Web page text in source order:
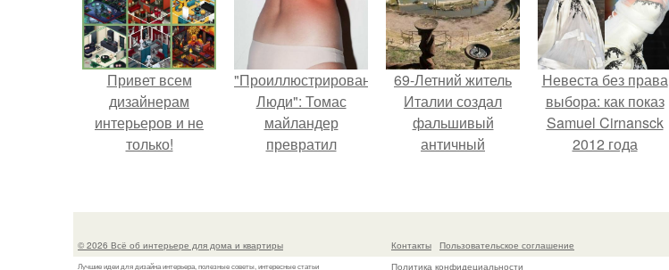
Привет всем
дизайнерам
интерьеров и не
только!
"Проиллюстрированные
Люди": Томас
майландер
превратил
69-Летний житель
Италии создал
фальшивый
античный
успешно выдавал
историческое
Невеста без права
выбора: как показ
Samuel Cirnansck
2012 года
принуждения.
© 2026 Всё об интерьере для дома и квартиры
Лучшие идеи для дизайна интерьера, полезные советы, интересные статьи
Контакты
Пользовательское соглашение
Политика конфидециальности